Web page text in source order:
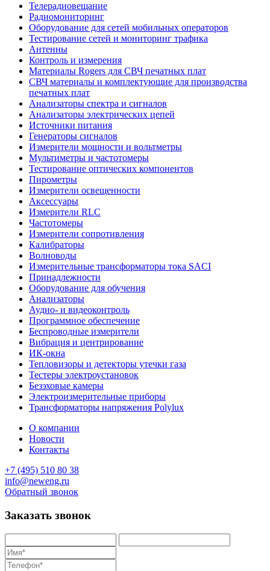
Телерадиовещание
Радиомониторинг
Оборудование для сетей мобильных операторов
Тестирование сетей и мониторинг трафика
Антенны
Контроль и измерения
Материалы Rogers для СВЧ печатных плат
СВЧ материалы и комплектующие для производства
печатных плат
Анализаторы спектра и сигналов
Анализаторы электрических цепей
Источники питания
Генераторы сигналов
Измерители мощности и вольтметры
Мультиметры и частотомеры
Тестирование оптических компонентов
Пирометры
Измерители освещенности
Аксессуары
Измерители RLC
Частотомеры
Измерители сопротивления
Калибраторы
Волноводы
Измерительные трансформаторы тока SACI
Принадлежности
Оборудование для обучения
Анализаторы
Аудио- и видеоконтроль
Программное обеспечение
Беспроводные измерители
Вибрация и центрирование
ИК-окна
Тепловизоры и детекторы утечки газа
Тестеры электроустановок
Безэховые камеры
Электроизмерительные приборы
Трансформаторы напряжения Polylux
О компании
Новости
Контакты
+7 (495) 510 80 38
info@neweng.ru
Обратный звонок
Заказать звонок